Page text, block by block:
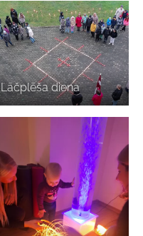
Lāčplēša diena